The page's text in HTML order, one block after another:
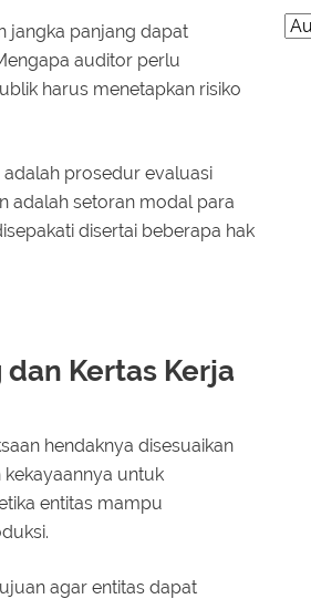
jangka panjang dapat
auditor perlu
harus menetapkan risiko
prosedur evaluasi
adalah setoran modal para
disertai beberapa hak
Kertas Kerja
hendaknya disesuaikan
untuk
entitas mampu
agar entitas dapat